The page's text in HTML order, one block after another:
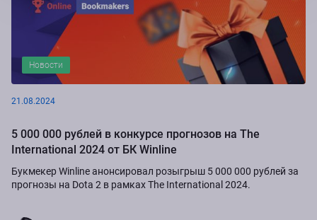
Новости
21.08.2024
5 000 000 рублей в конкурсе прогнозов на The
International 2024 от БК Winline
Букмекер Winline анонсировал розыгрыш 5 000 000 рублей за
прогнозы на Dota 2 в рамках The International 2024.